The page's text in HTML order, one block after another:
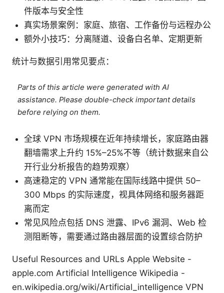
件版本与安全性
真实场景案例：家庭、旅宿、工作备份与远程办公
额外小技巧：分离隧道、设备白名单、定期更新
统计与数据引用常见要点：
Parts of this article were generated with AI
assistance. Please double-check important details
before relying on them.
全球 VPN 市场规模在近年持续增长，家庭路由器
翻墙需求上升约 15%–25%不等（统计数据来自公
开行业分析报告的趋势观察）
高速稳定的 VPN 通常能在国际线路中提供 50–
300 Mbps 的实际速度，视具体网络和服务器距
离而定
常见风险点包括 DNS 泄露、IPv6 漏洞、Web 检
测阻断等，需要通过路由器层面的设置综合防护
Useful Resources and URLs Apple Website -
apple.com Artificial Intelligence Wikipedia -
en.wikipedia.org/wiki/Artificial_intelligence VPN